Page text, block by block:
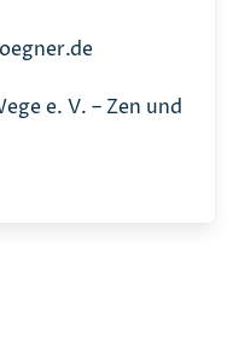
e. V. – Zen und